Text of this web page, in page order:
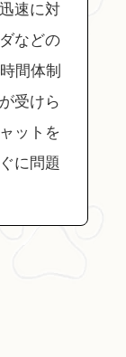
速に対
などの
間体制
受けら
ットを
に問題